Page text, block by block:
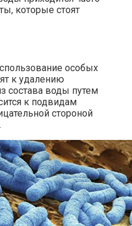
которые стоят
особых
к удалению
состава воды путем
к подвидам
стороной